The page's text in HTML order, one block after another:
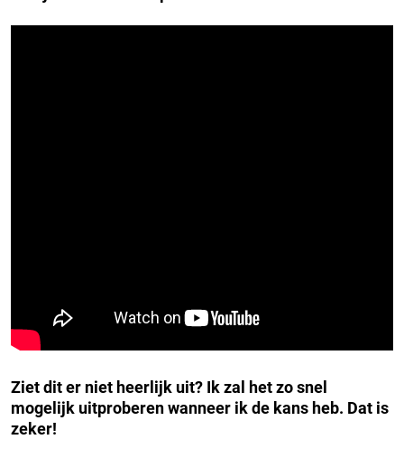
Ziet dit er niet heerlijk uit? Ik zal het zo snel
mogelijk uitproberen wanneer ik de kans heb. Dat is
zeker!